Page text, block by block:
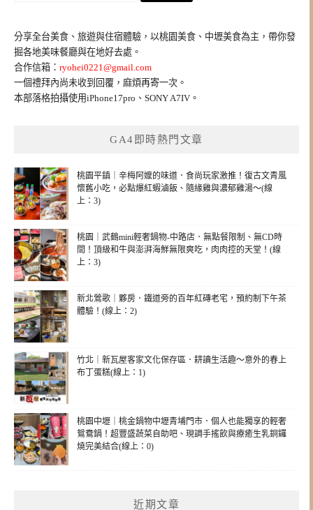
字:
分享全台美食、旅遊與住宿體驗，以桃園美食、中壢美食為主，帶你發
掘各地美味餐廳與在地好去處。
合作信箱： ryohei0221@gmail.com
一個禮拜內尚未收到回覆，麻煩再寄一次。
本部落格拍攝使用iPhone17pro、SONY A7IV。
GA4即時熱門文章
桃園平鎮｜辛梅阿嬤的味道．食尚玩家激推！復古文青風
懷舊小吃，必點爆紅蝦滷飯、隨緣雞與濃郁雞湯～(線
上：3)
桃園｜武鶴mini輕奢鍋物-中路店．無點餐限制、無CD時
間！頂級和牛與澎湃海鮮無限爽吃，肉肉控的天堂！(線
上：3)
新北鶯歌｜夥房．鐵道旁的百年紅磚老宅，預約制下午茶
體驗！(線上：2)
竹北｜新瓦屋客家文化保存區．耕讀生活趣～意外的春上
布丁蛋糕(線上：1)
桃園中壢｜桃金鍋物中壢青埔門市．個人也能獨享的輕奢
鴛鴦鍋！超豐盛蔬菜自助吧、現調手搖飲與療癒生乳銅鑼
燒完美結合(線上：0)
近期文章